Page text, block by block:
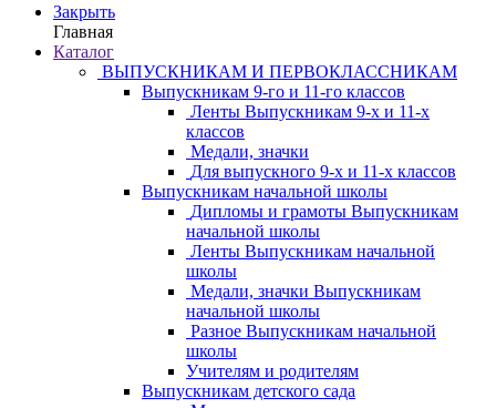
Закрыть
Главная
Каталог
ВЫПУСКНИКАМ И ПЕРВОКЛАССНИКАМ
Выпускникам 9-го и 11-го классов
Ленты Выпускникам 9-х и 11-х
классов
Медали, значки
Для выпускного 9-х и 11-х классов
Выпускникам начальной школы
Дипломы и грамоты Выпускникам
начальной школы
Ленты Выпускникам начальной
школы
Медали, значки Выпускникам
начальной школы
Разное Выпускникам начальной
школы
Учителям и родителям
Выпускникам детского сада